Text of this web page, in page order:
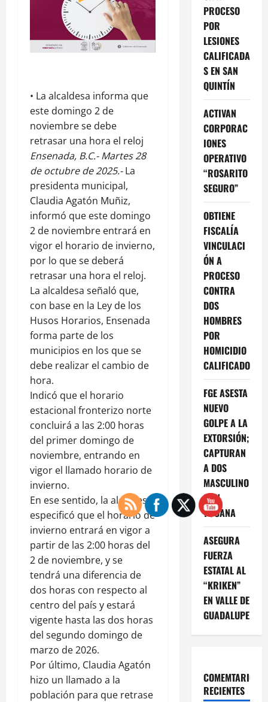
• La alcaldesa informa que
este domingo 2 de
noviembre se debe
retrasar una hora el reloj
Ensenada, B.C.- Martes 28
de octubre de 2025.-La
presidenta municipal,
Claudia Agatón Muñiz,
informó que este domingo
2 de noviembre entrará en
vigor el horario de invierno,
por lo que se deberá
retrasar una hora el reloj.
La alcaldesa señaló que,
con base en la Ley de los
Husos Horarios, Ensenada
forma parte de los
municipios en los que se
debe realizar el cambio de
hora.
Indicó que el horario
estacional fronterizo norte
concluirá a las 2:00 horas
del primer domingo de
noviembre, entrando en
vigor el llamado horario de
invierno.
En ese sentido, la alcaldesa
especificó que el horario de
invierno entrará en vigor a
partir de las 2:00 horas del
2 de noviembre, y se
tendrá una diferencia de
dos horas con respecto al
centro del país y estará
vigente hasta las dos horas
del segundo domingo de
marzo de 2026.
Por último, Claudia Agatón
hizo un llamado a la
población para que retrase
PROCESO
POR
LESIONES
CALIFICADA
S EN SAN
QUINTÍN
ACTIVAN
CORPORAC
IONES
OPERATIVO
“ROSARITO
SEGURO”
OBTIENE
FISCALÍA
VINCULACI
ÓN A
PROCESO
CONTRA
DOS
HOMBRES
POR
HOMICIDIO
CALIFICADO
FGE ASESTA
NUEVO
GOLPE A LA
EXTORSIÓN;
CAPTURAN
A DOS
MASCULINO
S EN
TIJUANA
ASEGURA
FUERZA
ESTATAL AL
“KRIKEN”
EN VALLE DE
GUADALUPE
COMEMTARIOS
RECIENTES